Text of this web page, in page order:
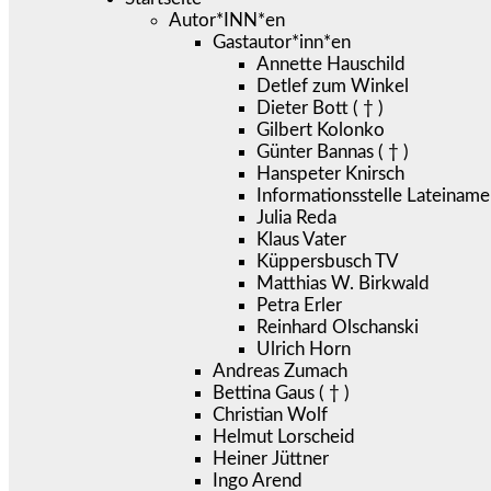
Autor*INN*en
Gastautor*inn*en
Annette Hauschild
Detlef zum Winkel
Dieter Bott ( † )
Gilbert Kolonko
Günter Bannas ( † )
Hanspeter Knirsch
Informationsstelle
Julia Reda
Klaus Vater
Küppersbusch TV
Matthias W. Birkwald
Petra Erler
Reinhard Olschanski
Ulrich Horn
Andreas Zumach
Bettina Gaus ( † )
Christian Wolf
Helmut Lorscheid
Heiner Jüttner
Ingo Arend